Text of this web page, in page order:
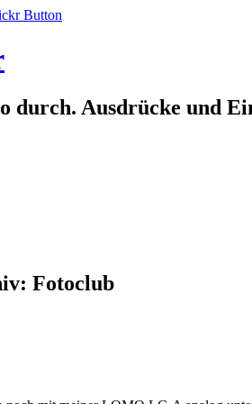
durch. Ausdrücke und
Fotoclub